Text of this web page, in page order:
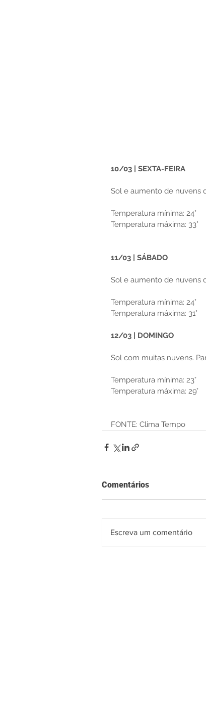
10/03 | SEXTA-FEIRA
Sol e aumento de nuvens
Temperatura mínima: 24°
Temperatura máxima: 33°
11/03 | SÁBADO
Sol e aumento de nuvens
Temperatura mínima: 24°
Temperatura máxima: 31°
12/03 | DOMINGO
Sol com muitas nuvens.
Temperatura mínima: 23°
Temperatura máxima: 29°
FONTE: Clima Tempo
Comentários
Escreva um comentário